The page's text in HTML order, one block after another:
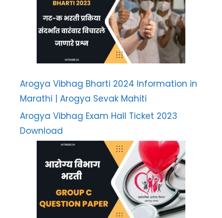
Arogya Vibhag Bharti 2024 Information in
Marathi | Arogya Sevak Mahiti
Arogya Vibhag Exam Hall Ticket 2023
Download